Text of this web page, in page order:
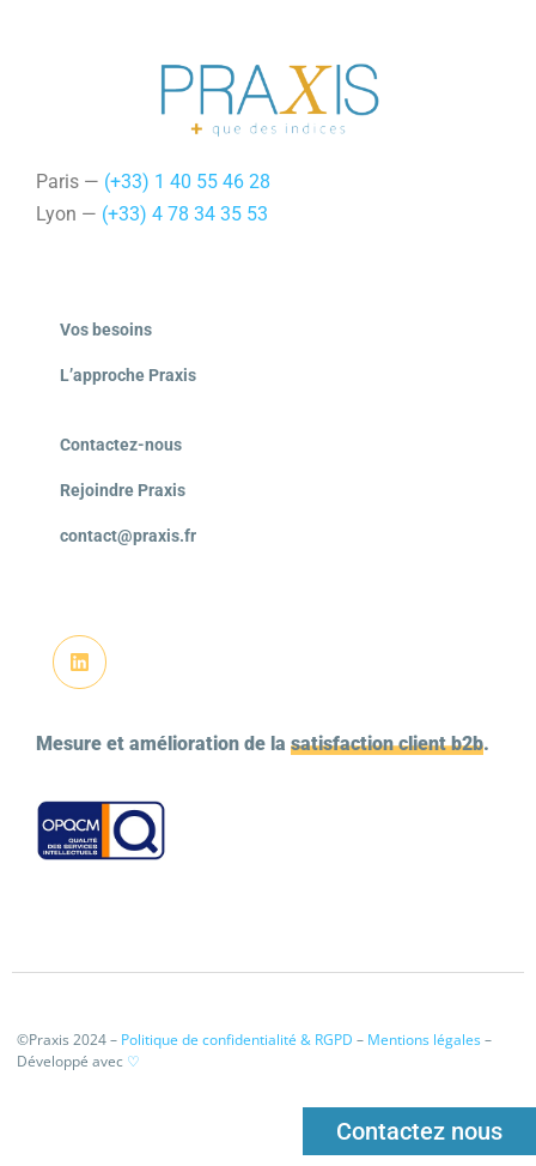
Paris — (+33) 1 40 55 46 28
Lyon — (+33) 4 78 34 35 53
Vos besoins
L’approche Praxis
Contactez-nous
Rejoindre Praxis
contact@praxis.fr
Mesure et amélioration de la satisfaction client b2b.
©Praxis 2024 – Politique de confidentialité & RGPD – Mentions légales–
Développé avec ♡
Contactez nous